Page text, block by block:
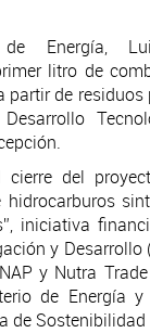
de Energía,
litro de
partir de
del
iniciativa
y Desarrollo
y Nutra
de Energía
de Sostenibilidad